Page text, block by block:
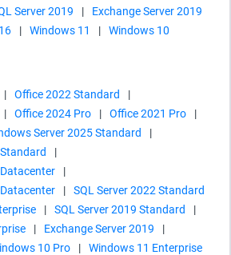
Server 2019 |
Exchange Server 2019
| Windows 11 | Windows 10
| Office 2022 Standard
|
| Office 2024 Pro | Office 2021 Pro
|
Server 2025 Standard
|
|
|
|
SQL Server 2022 Standard
| SQL Server 2019 Standard
|
| Exchange Server 2019
|
10 Pro |
Windows 11 Enterprise